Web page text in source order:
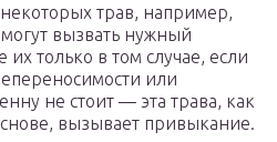
трав, например,
вызвать нужный
только в том случае, если
или
не стоит — эта трава, как
вызывает привыкание.